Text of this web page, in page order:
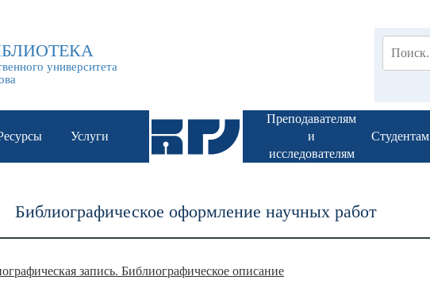
университета
Услуги
Преподавателям
и
исследователям
Студентам
Библиографическое оформление научных работ
запись. Библиографическое описание